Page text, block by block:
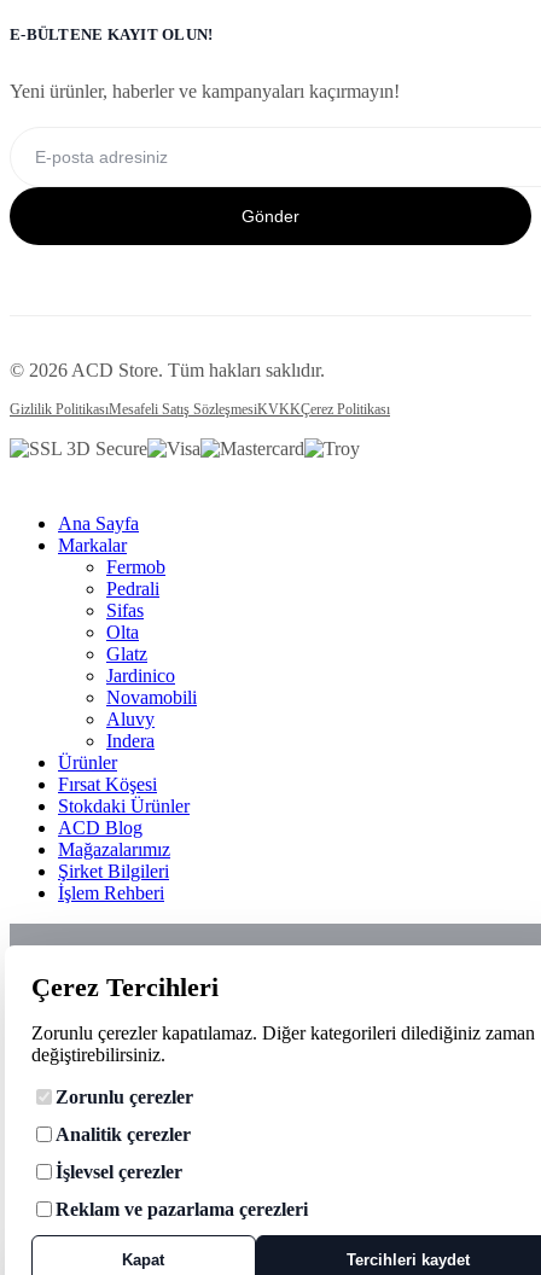
E-BÜLTENE KAYIT OLUN!
Yeni ürünler, haberler ve kampanyaları kaçırmayın!
Gönder
© 2026 ACD Store. Tüm hakları saklıdır.
Gizlilik PolitikasıMesafeli Satış SözleşmesiKVKKÇerez Politikası
Ana Sayfa
Markalar
Fermob
Pedrali
Sifas
Olta
Glatz
Jardinico
Novamobili
Aluvy
Indera
Ürünler
Fırsat Köşesi
Stokdaki Ürünler
ACD Blog
Mağazalarımız
Şirket Bilgileri
İşlem Rehberi
Çerez Tercihleri
Zorunlu çerezler kapatılamaz. Diğer kategorileri dilediğiniz zaman
değiştirebilirsiniz.
Zorunlu çerezler
Analitik çerezler
İşlevsel çerezler
Reklam ve pazarlama çerezleri
Kapat Tercihleri kaydet